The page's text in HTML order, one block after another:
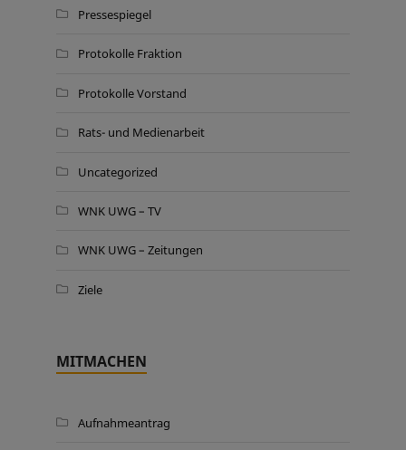
Pressespiegel
Protokolle Fraktion
Protokolle Vorstand
Rats- und Medienarbeit
Uncategorized
WNK UWG – TV
WNK UWG – Zeitungen
Ziele
MITMACHEN
Aufnahmeantrag